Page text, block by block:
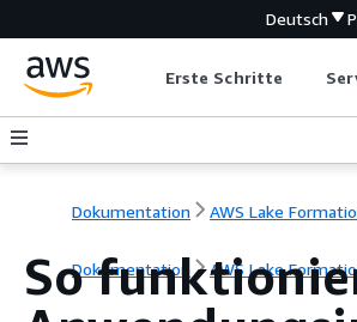
Deutsch
Erste Schritte
Dokumentation AWS Lake
Dokumentation AWS Lake
So